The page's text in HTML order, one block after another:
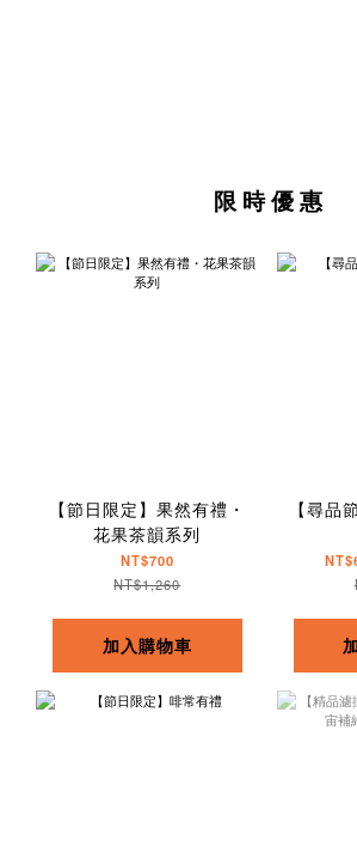
限 時 優 惠
【節日限定】果然有禮・
花果茶韻系列
NT$700
NT$1,260
加入購物車
【尋品